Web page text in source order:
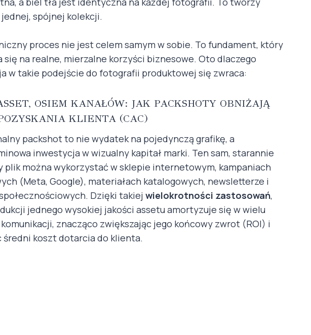
spójnej kolekcji.
proces nie jest celem samym w sobie. To fundament, który
się na realne, mierzalne korzyści biznesowe. Oto dlaczego
w takie podejście do fotografii produktowej się zwraca:
OSIEM KANAŁÓW: JAK PACKSHOTY OBNIŻAJĄ
KLIENTA (CAC)
packshot to nie wydatek na pojedynczą grafikę, a
inwestycja w wizualny kapitał marki. Ten sam, starannie
plik można wykorzystać w sklepie internetowym, kampaniach
(Meta, Google), materiałach katalogowych, newsletterze i
Dzięki takiej wielokrotności zastosowań,
jednego wysokiej jakości assetu amortyzuje się w wielu
komunikacji, znacząco zwiększając jego końcowy zwrot (ROI) i
średni koszt dotarcia do klienta.